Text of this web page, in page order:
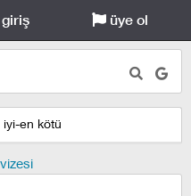
üye ol
iyi-en kötü